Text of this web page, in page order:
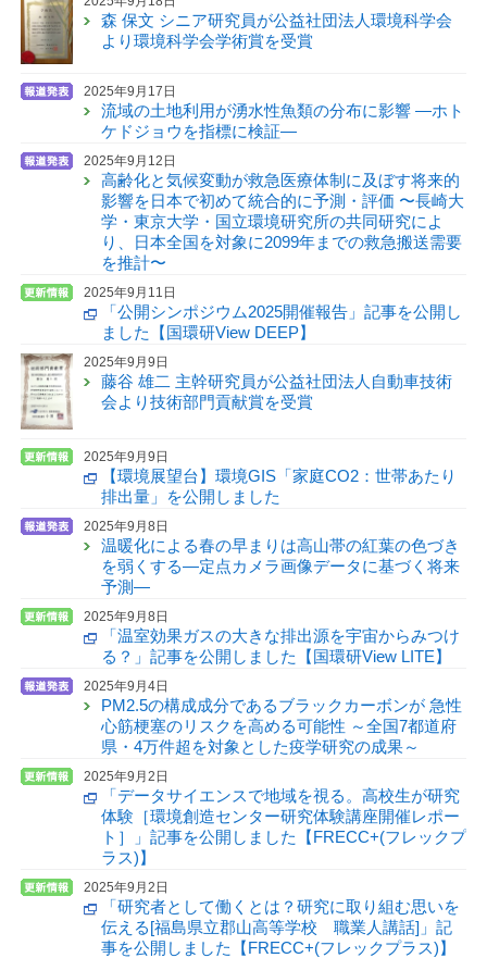
森 保文 シニア研究員が公益社団法人環境科学会
より環境科学会学術賞を受賞
2025年9月17日
流域の土地利用が湧水性魚類の分布に影響 —ホト
ケドジョウを指標に検証—
2025年9月12日
高齢化と気候変動が救急医療体制に及ぼす将来的
影響を日本で初めて統合的に予測・評価 〜長崎大
学・東京大学・国立環境研究所の共同研究によ
り、日本全国を対象に2099年までの救急搬送需要
を推計〜
2025年9月11日
「公開シンポジウム2025開催報告」記事を公開し
ました【国環研View DEEP】
2025年9月9日
藤谷 雄二 主幹研究員が公益社団法人自動車技術
会より技術部門貢献賞を受賞
2025年9月9日
【環境展望台】環境GIS「家庭CO2：世帯あたり
排出量」を公開しました
2025年9月8日
温暖化による春の早まりは高山帯の紅葉の色づき
を弱くする—定点カメラ画像データに基づく将来
予測—
2025年9月8日
「温室効果ガスの大きな排出源を宇宙からみつけ
る？」記事を公開しました【国環研View LITE】
2025年9月4日
PM2.5の構成成分であるブラックカーボンが 急性
心筋梗塞のリスクを高める可能性 ～全国7都道府
県・4万件超を対象とした疫学研究の成果～
2025年9月2日
「データサイエンスで地域を視る。高校生が研究
体験［環境創造センター研究体験講座開催レポー
ト］」記事を公開しました【FRECC+(フレックプ
ラス)】
2025年9月2日
「研究者として働くとは？研究に取り組む思いを
伝える[福島県立郡山高等学校 職業人講話]」記
事を公開しました【FRECC+(フレックプラス)】